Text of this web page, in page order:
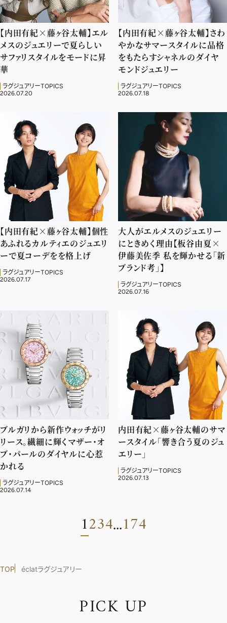
JOIN US
編集部から届くメールマガジン、
会員限定プレゼントや特別イベントへの応募など
特典が満載！
【内田有紀×藤ヶ谷太輔】エル
メスのジュエリーで夏らしい
サファリスタイルをモードに昇
華
ラグジュアリーTOPICS
2026.07.20
【内田有紀×藤ヶ谷太輔】さわ
やかなサマースタイルに品格
をもたらすシャネルのダイヤ
モンドジュエリー
ラグジュアリーTOPICS
2026.07.18
【内田有紀×藤ヶ谷太輔】個性
あふれるカルティエのジュエリ
ーで夏コーデをを格上げ
ラグジュアリーTOPICS
2026.07.17
大人がエルメスのジュエリー
にときめく理由【板谷由夏×
伊藤美佐季 私を輝かせる「新
ブランド考」】
ラグジュアリーTOPICS
2026.07.16
ブルガリから新作ウォッチがリ
リース。繊細に輝くマザー・オ
ブ・パールのダイヤルに心惹
かれる
ラグジュアリーTOPICS
2026.07.14
内田有紀×藤ヶ谷太輔のサマ
ースタイル「響き合う夏のジュ
エリー」
ラグジュアリーTOPICS
2026.07.13
1234...174
TOP éclatラグジュアリー
PICK UP